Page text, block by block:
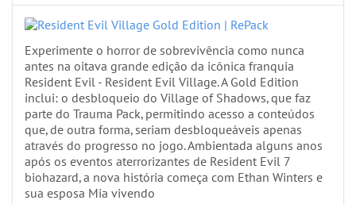
Experimente o horror de sobrevivência como nunca
antes na oitava grande edição da icônica franquia
Resident Evil - Resident Evil Village. A Gold Edition
inclui: o desbloqueio do Village of Shadows, que faz
parte do Trauma Pack, permitindo acesso a conteúdos
que, de outra forma, seriam desbloqueáveis apenas
através do progresso no jogo. Ambientada alguns anos
após os eventos aterrorizantes de Resident Evil 7
biohazard, a nova história começa com Ethan Winters e
sua esposa Mia vivendo